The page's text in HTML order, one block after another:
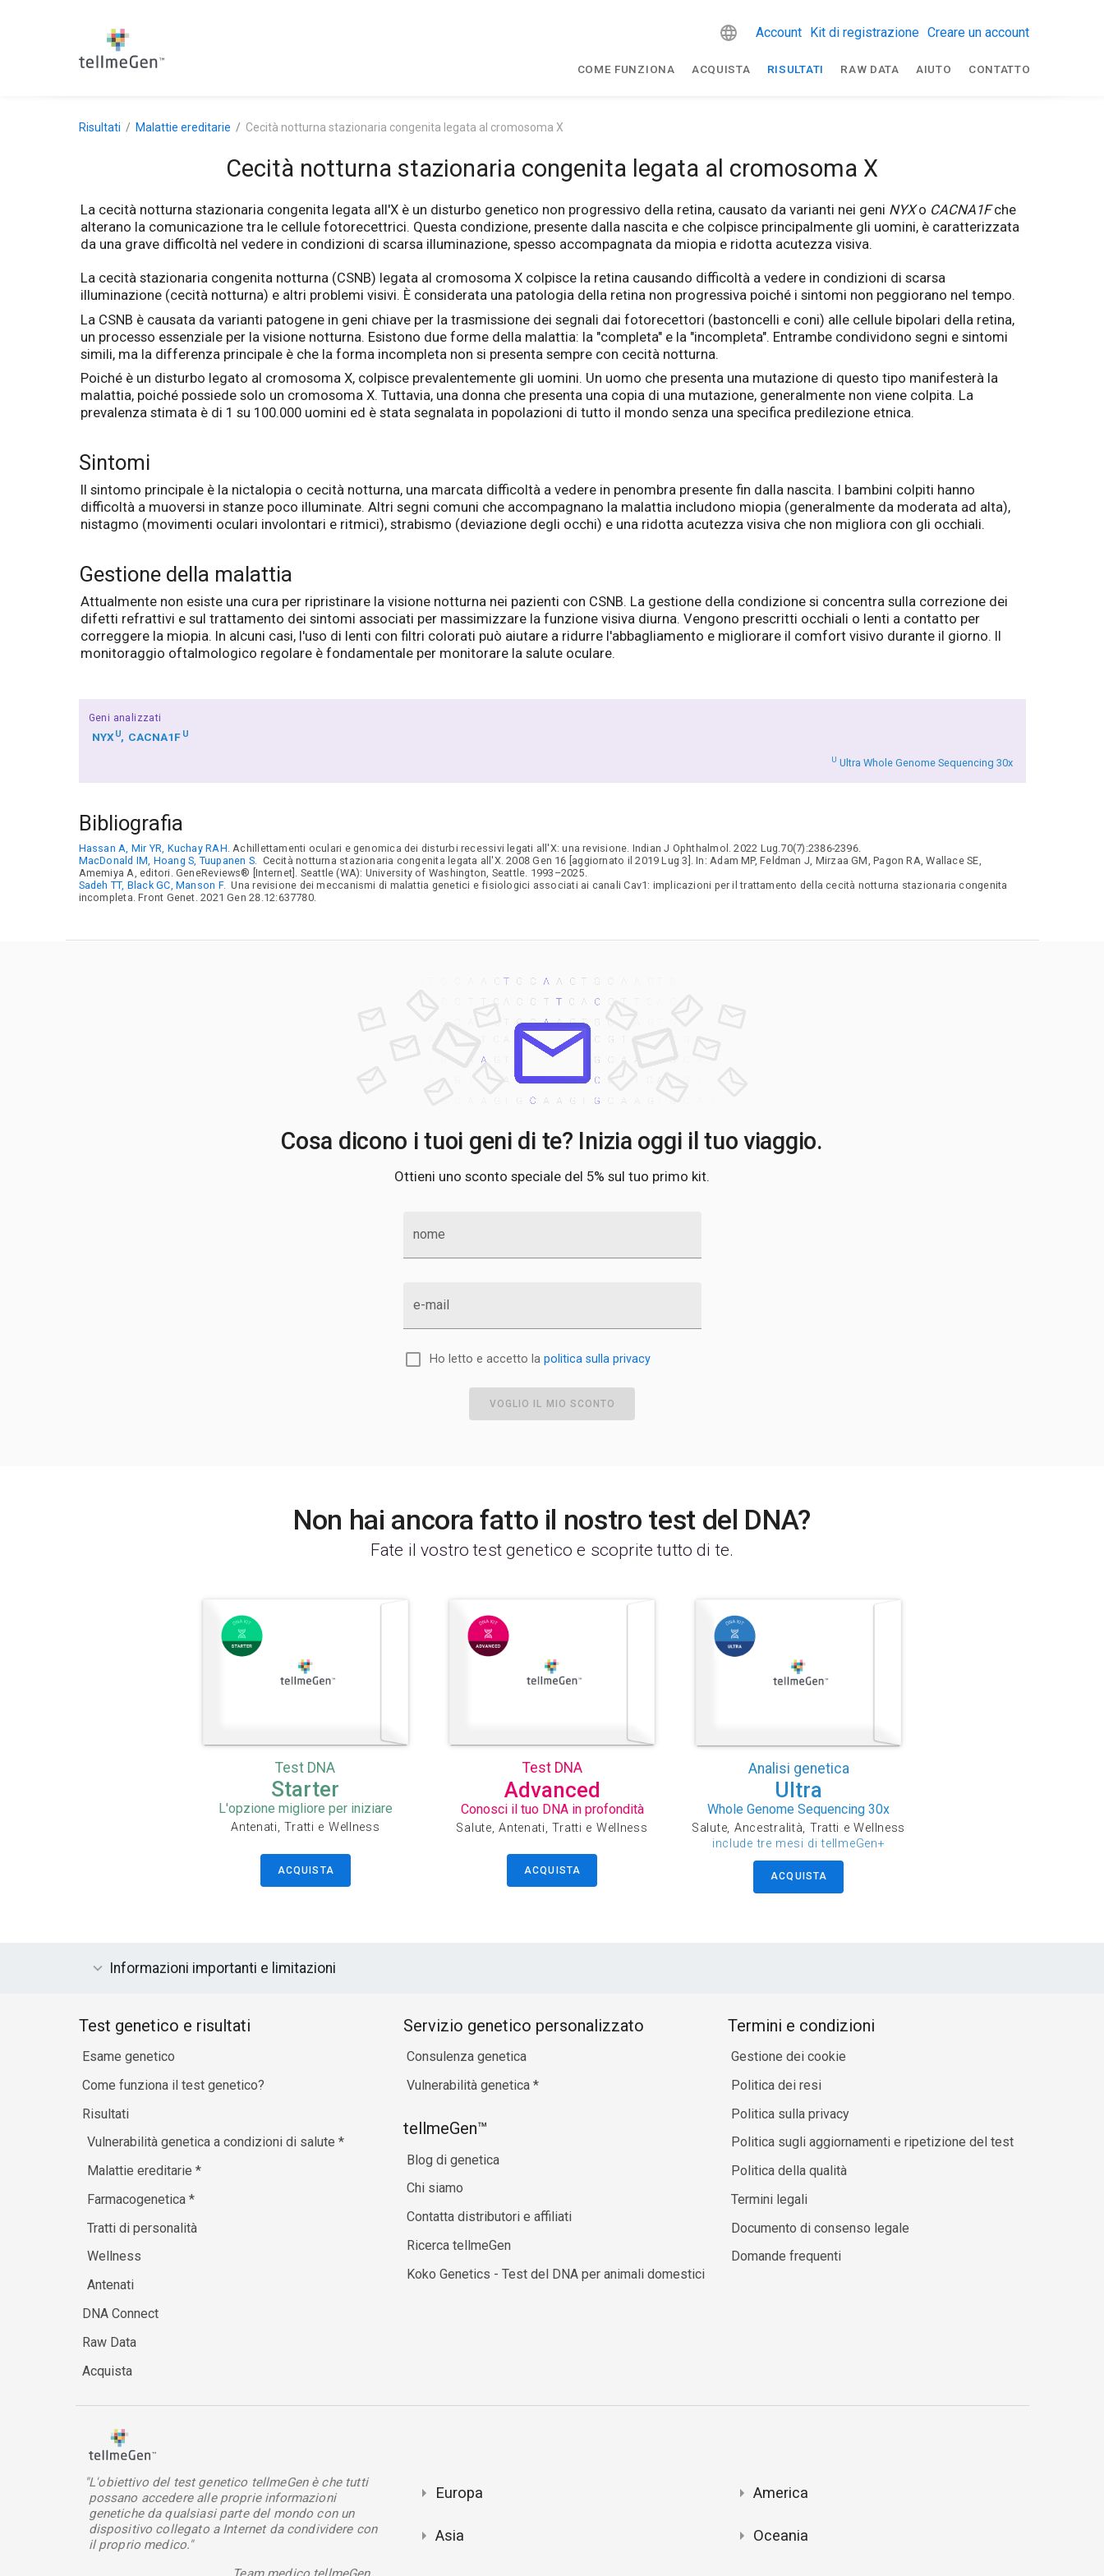
Account Kit di registrazione Creare un account
COME FUNZIONA ACQUISTA RISULTATI RAW DATA AIUTO CONTATTO
Risultati Malattie ereditarie Cecità notturna stazionaria congenita legata al cromosoma X
Cecità notturna stazionaria congenita legata al cromosoma X
La cecità notturna stazionaria congenita legata all'X è un disturbo genetico non progressivo della retina, causato da varianti nei geni NYXo CACNA1Fche
alterano la comunicazione tra le cellule fotorecettrici. Questa condizione, presente dalla nascita e che colpisce principalmente gli uomini, è caratterizzata
da una grave difficoltà nel vedere in condizioni di scarsa illuminazione, spesso accompagnata da miopia e ridotta acutezza visiva.
La cecità stazionaria congenita notturna (CSNB) legata al cromosoma X colpisce la retina causando difficoltà a vedere in condizioni di scarsa
illuminazione (cecità notturna) e altri problemi visivi. È considerata una patologia della retina non progressiva poiché i sintomi non peggiorano nel tempo.
La CSNB è causata da varianti patogene in geni chiave per la trasmissione dei segnali dai fotorecettori (bastoncelli e coni) alle cellule bipolari della retina,
un processo essenziale per la visione notturna. Esistono due forme della malattia: la "completa" e la "incompleta". Entrambe condividono segni e sintomi
simili, ma la differenza principale è che la forma incompleta non si presenta sempre con cecità notturna.
Poiché è un disturbo legato al cromosoma X, colpisce prevalentemente gli uomini. Un uomo che presenta una mutazione di questo tipo manifesterà la
malattia, poiché possiede solo un cromosoma X. Tuttavia, una donna che presenta una copia di una mutazione, generalmente non viene colpita. La
prevalenza stimata è di 1 su 100.000 uomini ed è stata segnalata in popolazioni di tutto il mondo senza una specifica predilezione etnica.
Sintomi
Il sintomo principale è la nictalopia o cecità notturna, una marcata difficoltà a vedere in penombra presente fin dalla nascita. I bambini colpiti hanno
difficoltà a muoversi in stanze poco illuminate. Altri segni comuni che accompagnano la malattia includono miopia (generalmente da moderata ad alta),
nistagmo (movimenti oculari involontari e ritmici), strabismo (deviazione degli occhi) e una ridotta acutezza visiva che non migliora con gli occhiali.
Gestione della malattia
Attualmente non esiste una cura per ripristinare la visione notturna nei pazienti con CSNB. La gestione della condizione si concentra sulla correzione dei
difetti refrattivi e sul trattamento dei sintomi associati per massimizzare la funzione visiva diurna. Vengono prescritti occhiali o lenti a contatto per
correggere la miopia. In alcuni casi, l'uso di lenti con filtri colorati può aiutare a ridurre l'abbagliamento e migliorare il comfort visivo durante il giorno. Il
monitoraggio oftalmologico regolare è fondamentale per monitorare la salute oculare.
Geni analizzati
NYXU CACNA1FU
U Ultra Whole Genome Sequencing 30x
Bibliografia
Hassan A, Mir YR, Kuchay RAH. Achillettamenti oculari e genomica dei disturbi recessivi legati all'X: una revisione. Indian J Ophthalmol. 2022 Lug.70(7):2386-2396.
MacDonald IM, Hoang S, Tuupanen S. Cecità notturna stazionaria congenita legata all'X. 2008 Gen 16 [aggiornato il 2019 Lug 3]. In: Adam MP, Feldman J, Mirzaa GM, Pagon RA, Wallace SE,
Amemiya A, editori. GeneReviews® [Internet]. Seattle (WA): University of Washington, Seattle. 1993–2025.
Sadeh TT, Black GC, Manson F. Una revisione dei meccanismi di malattia genetici e fisiologici associati ai canali Cav1: implicazioni per il trattamento della cecità notturna stazionaria congenita
incompleta. Front Genet. 2021 Gen 28.12:637780.
Cosa dicono i tuoi geni di te? Inizia oggi il tuo viaggio.
Ottieni uno sconto speciale del 5% sul tuo primo kit.
nome
e-mail
Ho letto e accetto la politica sulla privacy
VOGLIO IL MIO SCONTO
Non hai ancora fatto il nostro test del DNA?
Fate il vostro test genetico e scoprite tutto di te.
Test DNA
Starter
L'opzione migliore per iniziare
Antenati, Tratti e Wellness
ACQUISTA
Test DNA
Advanced
Conosci il tuo DNA in profondità
Salute, Antenati, Tratti e Wellness
ACQUISTA
Analisi genetica
Ultra
Whole Genome Sequencing 30x
Salute, Ancestralità, Tratti e Wellness
include tre mesi di tellmeGen+
ACQUISTA
Informazioni importanti e limitazioni
Test genetico e risultati
Esame genetico
Come funziona il test genetico?
Risultati
Vulnerabilità genetica a condizioni di salute *
Malattie ereditarie *
Farmacogenetica *
Tratti di personalità
Wellness
Antenati
DNA Connect
Raw Data
Acquista
Servizio genetico personalizzato
Consulenza genetica
Vulnerabilità genetica *
tellmeGen™
Blog di genetica
Chi siamo
Contatta distributori e affiliati
Ricerca tellmeGen
Koko Genetics - Test del DNA per animali domestici
Termini e condizioni
Gestione dei cookie
Politica dei resi
Politica sulla privacy
Politica sugli aggiornamenti e ripetizione del test
Politica della qualità
Termini legali
Documento di consenso legale
Domande frequenti
"L'obiettivo del test genetico tellmeGen è che tutti
possano accedere alle proprie informazioni
genetiche da qualsiasi parte del mondo con un
dispositivo collegato a Internet da condividere con
il proprio medico."
Europa
Asia
America
Oceania